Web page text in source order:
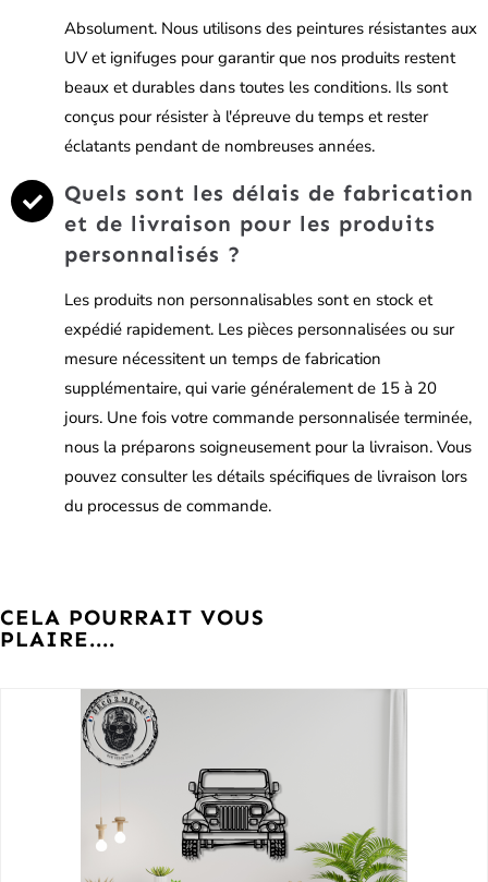
Absolument. Nous utilisons des peintures résistantes aux
UV et ignifuges pour garantir que nos produits restent
beaux et durables dans toutes les conditions. Ils sont
conçus pour résister à l'épreuve du temps et rester
éclatants pendant de nombreuses années.
Quels sont les délais de fabrication
et de livraison pour les produits
personnalisés ?
Les produits non personnalisables sont en stock et
expédié rapidement. Les pièces personnalisées ou sur
mesure nécessitent un temps de fabrication
supplémentaire, qui varie généralement de 15 à 20
jours. Une fois votre commande personnalisée terminée,
nous la préparons soigneusement pour la livraison. Vous
pouvez consulter les détails spécifiques de livraison lors
du processus de commande.
CELA POURRAIT VOUS
PLAIRE....